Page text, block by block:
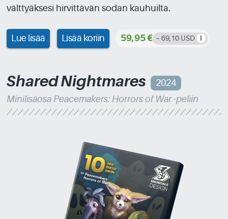
välttyäksesi hirvittävän sodan kauhuilta.
Lue lisää Lisää koriin 59,95 € ~ 69,10 USD
Shared Nightmares
2024
Minilisäosa Peacemakers: Horrors of War -peliin